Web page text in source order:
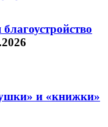
и «книжки»